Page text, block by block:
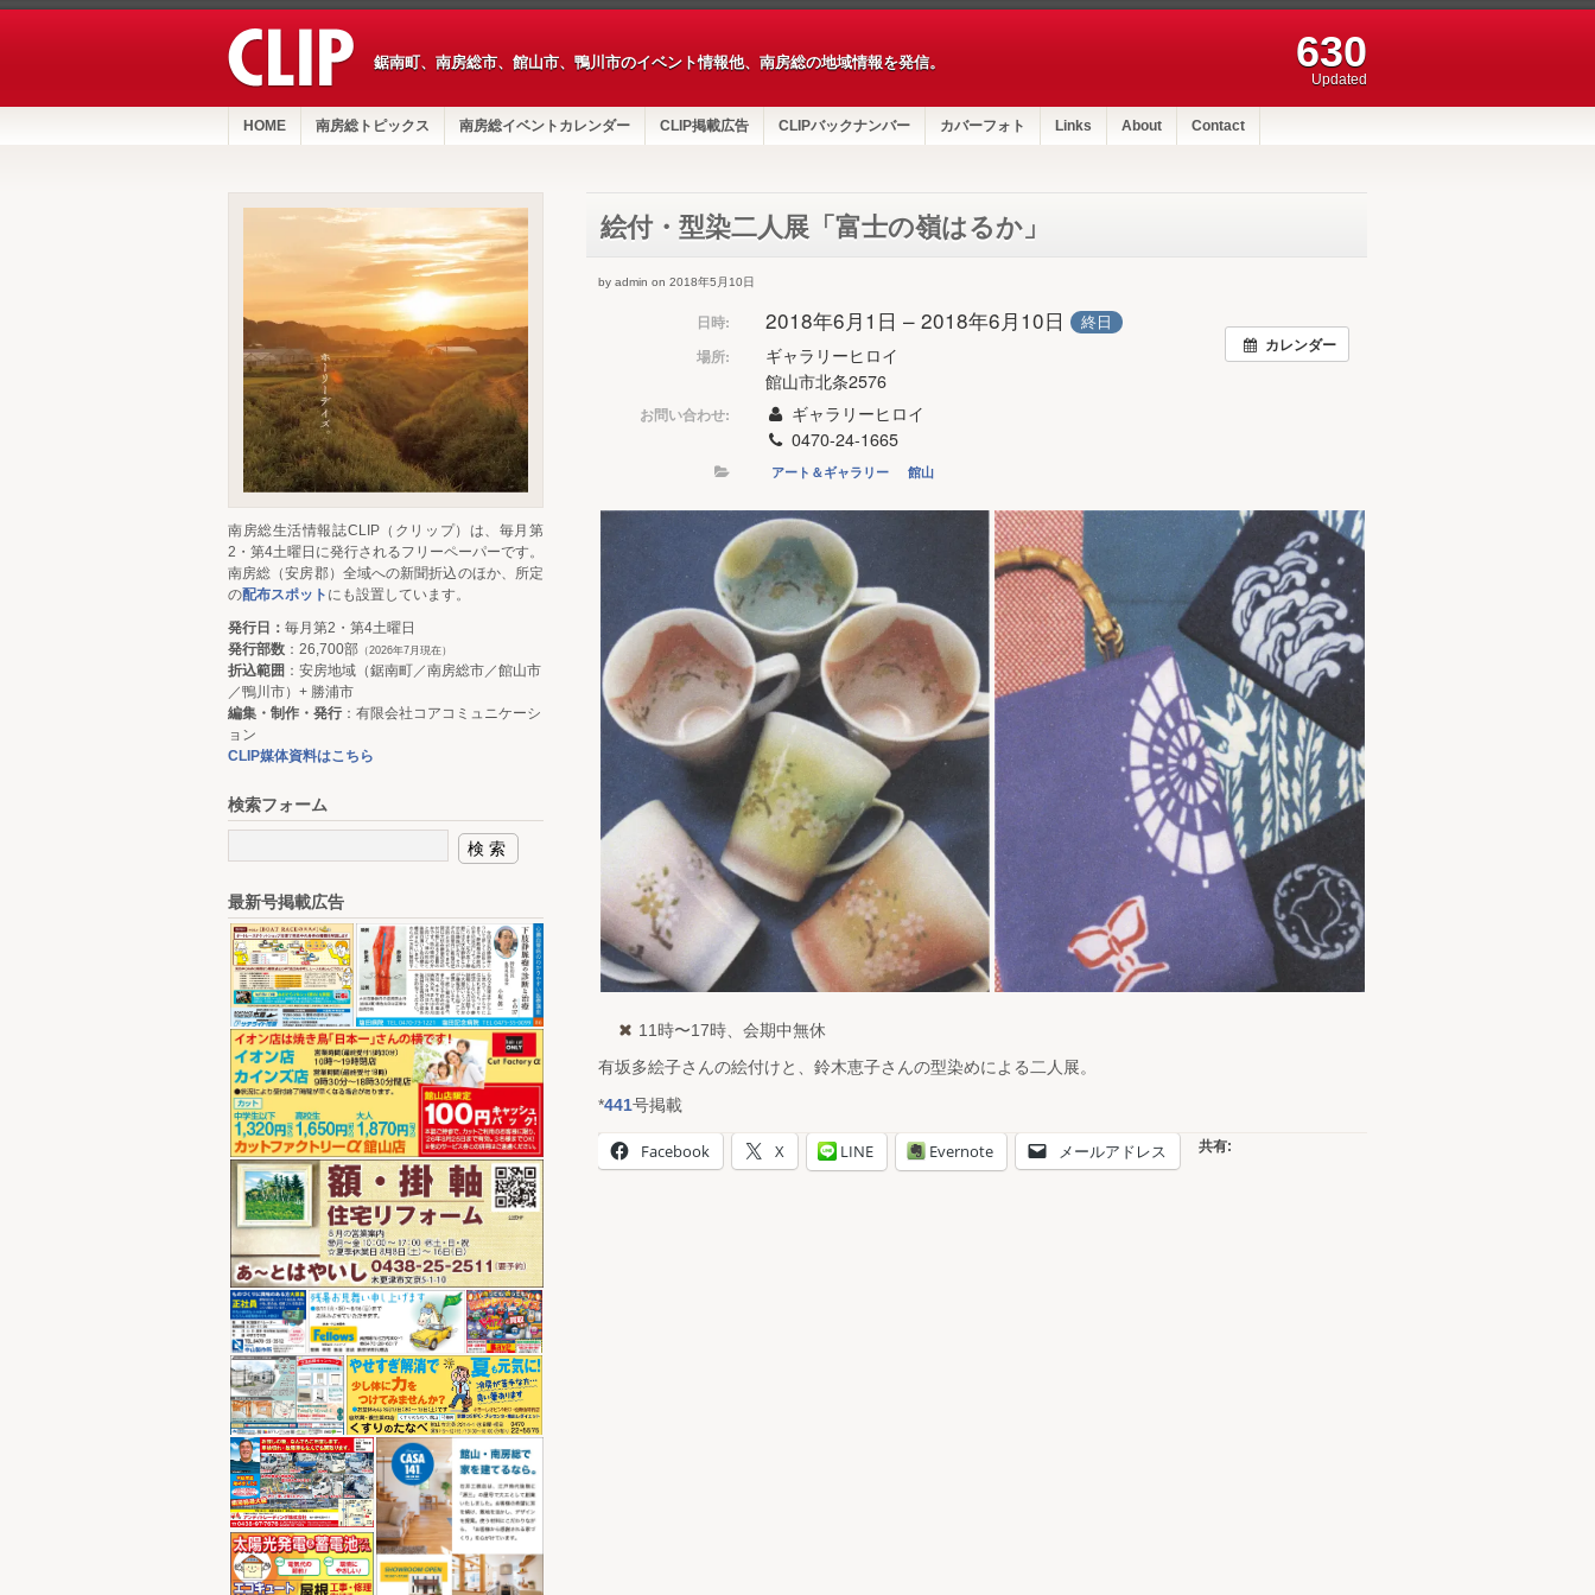
鋸南町、南房総市、館山市、鴨川市のイベント情報他、南房総の地域情報を発信。 630
Updated
HOME 南房総トピックス 南房総イベントカレンダー CLIP掲載広告 CLIPバックナンバー カバーフォト Links About Contact
絵付・型染二人展「富士の嶺はるか」
by admin on 2018年5月10日
カレンダー
日時: 2018年6月1日 – 2018年6月10日 終日
場所:
ギャラリーヒロイ
館山市北条2576
お問い合わせ:
ギャラリーヒロイ
0470-24-1665
アート＆ギャラリー 館山
11時〜17時、会期中無休
有坂多絵子さんの絵付けと、鈴木恵子さんの型染めによる二人展。
*441号掲載
共有:
Facebook X LINE Evernote メールアドレス
南房総生活情報誌CLIP（クリップ）は、毎月第
2・第4土曜日に発行されるフリーペーパーです。
南房総（安房郡）全域への新聞折込のほか、所定
の配布スポット にも設置しています。
発行日： 毎月第2・第4土曜日
発行部数 ：26,700部 （2026年7月現在）
折込範囲 ：安房地域（鋸南町／南房総市／館山市
／鴨川市）+ 勝浦市
編集・制作・発行：有限会社コアコミュニケーシ
ョン
CLIP媒体資料はこちら
検索フォーム
最新号掲載広告